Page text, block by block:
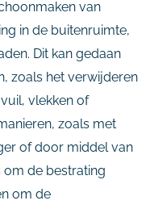
van
in de buitenruimte,
Dit kan gedaan
zoals het verwijderen
vlekken of
zoals met
of door middel van
om de bestrating
om de